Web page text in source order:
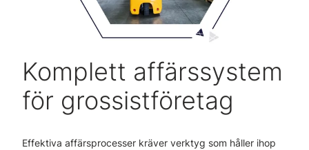
Komplett affärssystem
för grossistföretag
Effektiva affärsprocesser kräver verktyg som håller ihop